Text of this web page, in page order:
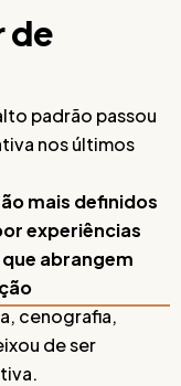
de
padrão passou
nos últimos
mais definidos
experiências
abrangem
cenografia,
de ser